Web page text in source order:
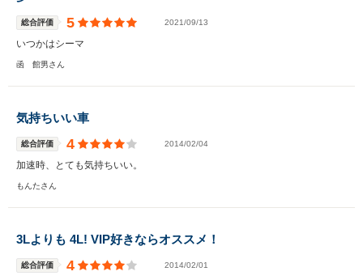
総合評価 5 2021/09/13
いつかはシーマ
函 館男さん
気持ちいい車
総合評価 4 2014/02/04
加速時、とても気持ちいい。
もんたさん
3Lよりも 4L! VIP好きならオススメ！
総合評価 4 2014/02/01